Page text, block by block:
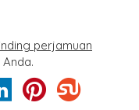
perjamuan